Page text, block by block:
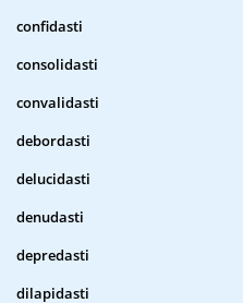
confidasti
consolidasti
convalidasti
debordasti
delucidasti
denudasti
depredasti
dilapidasti